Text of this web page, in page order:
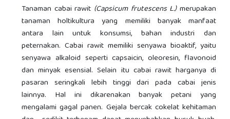
Tanaman cabai rawit (Capsicum frutescens L.)merupakan
tanaman holtikultura yang memiliki banyak manfaat
antara lain untuk konsumsi, bahan industri dan
peternakan. Cabai rawit memiliki senyawa bioaktif, yaitu
senyawa alkaloid seperti capsaicin, oleoresin, flavonoid
dan minyak esensial. Selain itu cabai rawit harganya di
pasaran seringkali lebih tinggi dari pada cabai jenis
lainnya. Hal ini dikarenakan banyak petani yang
mengalami gagal panen. Gejala bercak cokelat kehitaman